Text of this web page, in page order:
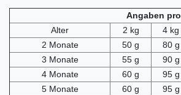
Angaben
Alter
2 kg 4 kg
2 Monate
50 g 80 g
3 Monate
55 g 90 g
4 Monate
60 g 95 g
5 Monate
60 g 95 g